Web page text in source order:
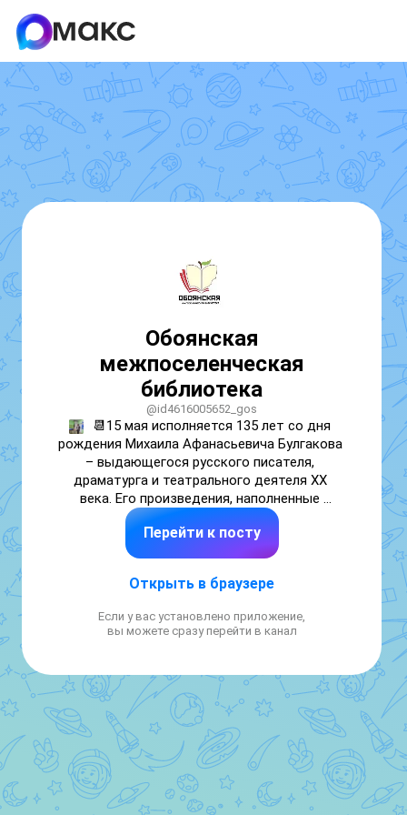
Обоянская
межпоселенческая
библиотека
@id4616005652_gos
📆15 мая исполняется 135 лет со дня
рождения Михаила Афанасьевича Булгакова
– выдающегося русского писателя,
драматурга и театрального деятеля XX
века. Его произведения, наполненные
философскими размышлениями, тонкой
сатирой и мистическими образами, и
сегодня остаются одними из самых
литературе. Особое место в творчестве
Маргарита», ставший настоящим
          ✅Для жителей ОБУСОКО «Обоянский
дом социального обслуживания»
заведующая читальным залом Обоянской
межпоселенческой библиотеки  Григорян
С.А. провела литературный час «Волшебный
мир Булгакова: от «Мастера» до «Собачьего
сердца».
     На мероприятие участники вспомнили
Перейти к посту
Открыть в браузере
Если у вас установлено приложение,
вы можете сразу перейти в канал